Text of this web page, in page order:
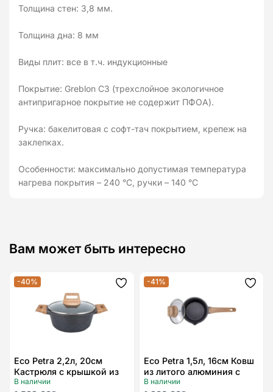
Толщина стен: 3,8 мм.
Толщина дна: 8 мм
Виды плит: все в т.ч. индукционные
Покрытие: Greblon C3 (трехслойное экологичное
антипригарное покрытие не содержит ПФОА).
Ручка: бакелитовая с софт-тач покрытием, крепеж на
заклепках.
Особенности: максимально допустимая температура
нагрева покрытия – 240 °C, ручки – 140 °C
Вам может быть интересно
-40% Додати
Eco Petra 2,2л, 20см
Кастрюля с крышкой из
литого алюминия
В наличии
-41%
Eco Petra 1,5л, 16см Ковш
из литого алюминия с
крышкой
В наличии